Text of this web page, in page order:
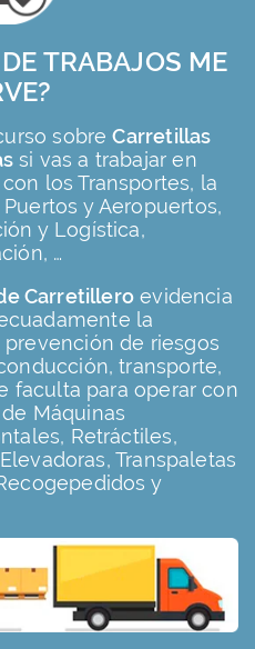
TRABAJOS ME
sobreCarretillas
si vas a trabajar en
los Transportes, la
y Aeropuertos,
y Logística,
…
Carretillero evidencia
la
de riesgos
transporte,
faculta para operar con
Máquinas
Retráctiles,
Transpaletas
y